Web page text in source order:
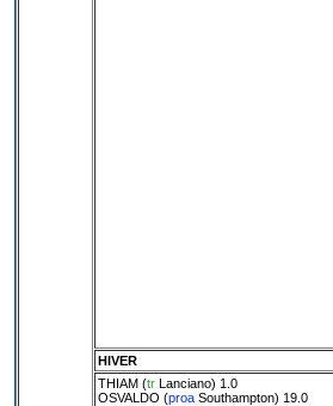
HIVER
THIAM(tr Lanciano) 1.0
OSVALDO (proa Southampton) 19.0